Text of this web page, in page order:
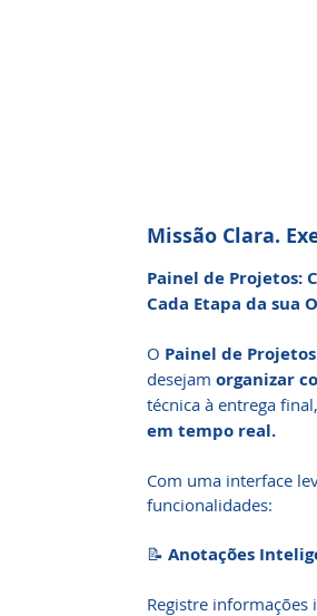
Missão Clara.
Painel de Projetos:
Cada Etapa da sua
O Painel de Projetos
desejam organizar
técnica à entrega
em tempo real.
Com uma interface
funcionalidades:
📝 Anotações
Registre informações